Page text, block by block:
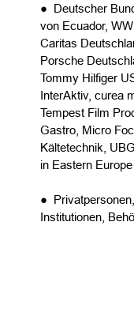
● Deutscher
von Ecuador,
Caritas
Porsche
Tommy Hilfiger
InterAktiv, curea
Tempest Film
Gastro, Micro
Kältetechnik,
in Eastern Europe
●
Institutionen,